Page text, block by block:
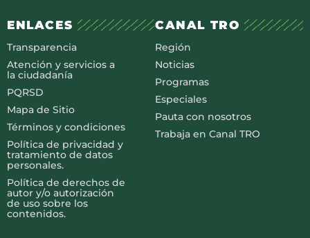
ENLACES
Transparencia
Atención y servicios a
la ciudadanía
PQRSD
Mapa de Sitio
Términos y condiciones
Política de privacidad y
tratamiento de datos
personales.
Política de derechos de
autor y/o autorización
de uso sobre los
contenidos.
CANAL TRO
Región
Noticias
Programas
Especiales
Pauta con nosotros
Trabaja en Canal TRO